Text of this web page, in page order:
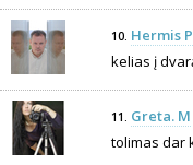
10. Hermis
kelias į
11. Greta. M
tolimas dar